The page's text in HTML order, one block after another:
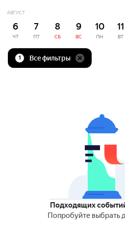
АВГУСТ
6
ЧТ
7
ПТ
8
СБ
9
ВС
10
ПН
11
ВТ
1 Все фильтры
Подходящих
Попробуйте выбрать